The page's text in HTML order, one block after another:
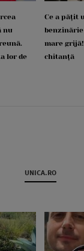
nu
lor de
Ce a pățit
benzinărie
mare
chitanță
UNICA.RO